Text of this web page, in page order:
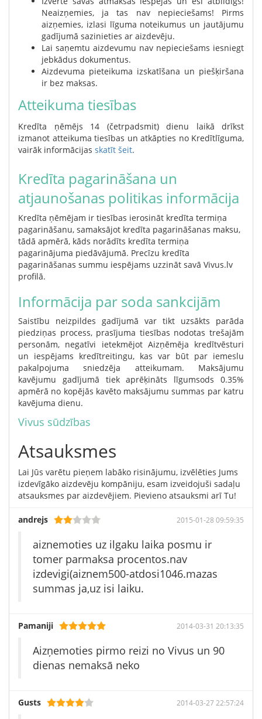
Neaizņemies, ja tas nav nepieciešams! Pirms
aizņemies, izlasi līguma noteikumus un jautājumu
gadījumā sazinieties ar aizdevēju.
Lai saņemtu aizdevumu nav nepieciešams iesniegt
jebkādus dokumentus.
Aizdevuma pieteikuma izskatīšana un piešķiršana
ir bez maksas.
Atteikuma tiesības
Kredīta ņēmējs 14 (četrpadsmit) dienu laikā drīkst
izmanot atteikuma tiesības un atkāpties no Kredītlīguma,
vairāk informācijas skatīt šeit.
Kredīta pagarināšana un
atjaunošanas politikas informācija
Kredīta ņēmējam ir tiesības ierosināt kredīta termiņa
pagarināšanu, samaksājot kredīta pagarināšanas maksu,
tādā apmērā, kāds norādīts kredīta termiņa
pagarinājuma piedāvājumā. Precīzu kredīta
pagarināšanas summu iespējams uzzināt savā Vivus.lv
profilā.
Informācija par soda sankcijām
Saistību neizpildes gadījumā var tikt uzsākts parāda
piedziņas process, prasījuma tiesības nodotas trešajām
personām, negatīvi ietekmējot Aizņēmēja kredītvēsturi
un iespējams kredītreitingu, kas var būt par iemeslu
pakalpojuma sniedzēja atteikumam. Maksājumu
kavējumu gadījumā tiek aprēķināts līgumsods 0.35%
apmērā no kopējās kavēto maksājumu summas par katru
kavējuma dienu.
Vivus sūdzības
Atsauksmes
Lai Jūs varētu pieņem labāko risinājumu, izvēlēties Jums
izdevīgāko aizdevēju kompāniju, esam izveidojuši sadaļu
atsauksmes par aizdevējiem. Pievieno atsauksmi arī Tu!
andrejs 2015-01-28 09:59:35
aiznemoties uz ilgaku laika posmu ir
tomer parmaksa procentos.nav
izdevigi(aiznem500-atdosi1046.mazas
summas ja,uz isi laiku.
Pamaniji 2014-03-31 20:13:35
Aizņemoties pirmo reizi no Vivus un 90
dienas nemaksā neko
Gusts 2014-03-27 22:57:24